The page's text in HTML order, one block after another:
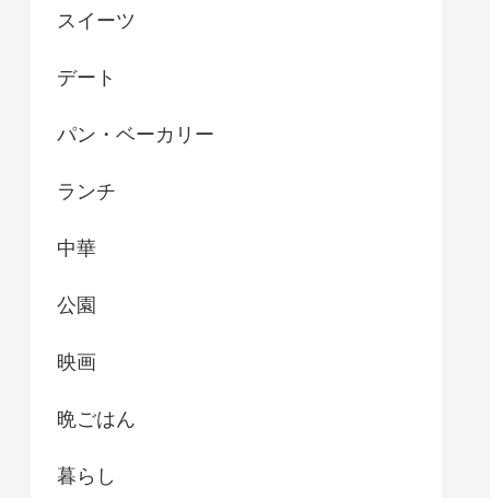
スイーツ
デート
パン・ベーカリー
ランチ
中華
公園
映画
晩ごはん
暮らし